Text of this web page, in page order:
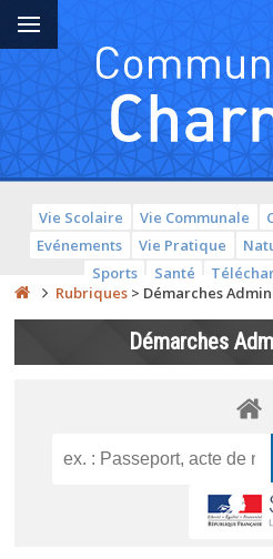
Vie Scolaire Vie Communale
Evénements
Vie Pratique
Sports
Santé
Rubriques > Démarches
Démarches